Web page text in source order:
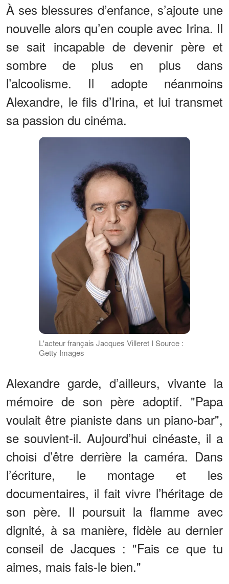
À ses blessures d’enfance, s’ajoute une
nouvelle alors qu’en couple avec Irina. Il
se sait incapable de devenir père et
sombre de plus en plus dans
l’alcoolisme. Il adopte néanmoins
Alexandre, le fils d’Irina, et lui transmet
sa passion du cinéma.
L'acteur français Jacques Villeret I Source :
Getty Images
Alexandre garde, d’ailleurs, vivante la
mémoire de son père adoptif. "Papa
voulait être pianiste dans un piano-bar",
se souvient-il. Aujourd’hui cinéaste, il a
choisi d’être derrière la caméra. Dans
l’écriture, le montage et les
documentaires, il fait vivre l’héritage de
son père. Il poursuit la flamme avec
dignité, à sa manière, fidèle au dernier
conseil de Jacques : "Fais ce que tu
aimes, mais fais-le bien."